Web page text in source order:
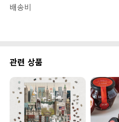
배송비
관련 상품